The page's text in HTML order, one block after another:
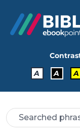
A
A A